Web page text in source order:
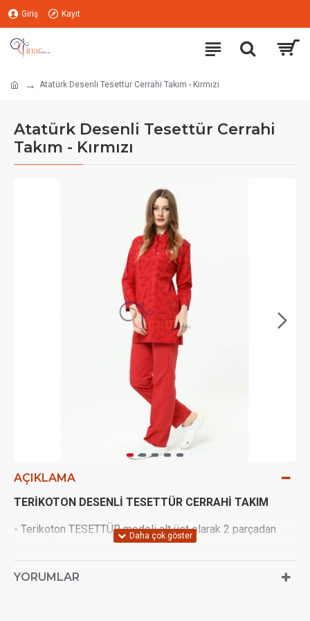
Giriş Kayıt
Atatürk Desenli Tesettür Cerrahi Takım - Kırmızı
Atatürk Desenli Tesettür Cerrahi
Takım - Kırmızı
AÇIKLAMA
TERİKOTON DESENLİ TESETTÜR CERRAHİ TAKIM
- Terikoton TESETTÜR modeli alt üst olarak 2 parçadan
- Çekimlerden ötürü (ışık açısı vs.) 1 ton renk farkı olabilir
YORUMLAR